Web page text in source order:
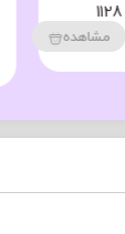
مشاهده